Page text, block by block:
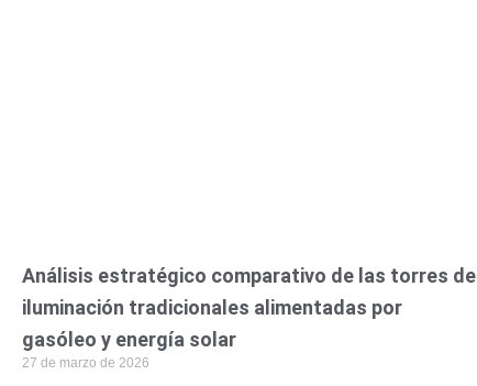
Análisis estratégico comparativo de las torres de
iluminación tradicionales alimentadas por
gasóleo y energía solar
27 de marzo de 2026